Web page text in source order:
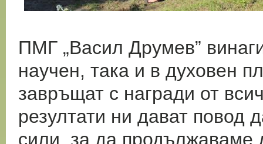
ПМГ „Васил Друмев”
научен, така и в духовен
завръщат с награди от
резултати ни дават повод
сили, за да продължаваме